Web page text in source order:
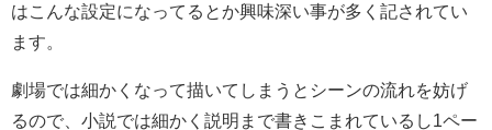
はこんな設定になってるとか興味深い事が多く記されてい
ます。
劇場では細かくなって描いてしまうとシーンの流れを妨げ
るので、小説では細かく説明まで書きこまれているし1ペー